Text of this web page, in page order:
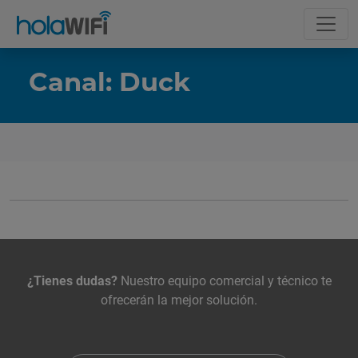
Canal: Duck
¿Tienes dudas?Nuestro equipo comercial y técnico te
ofrecerán la mejor solución.